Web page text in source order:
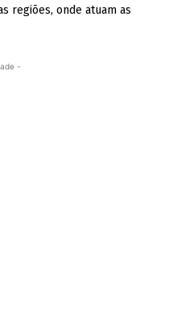
regiões, onde atuam as
-